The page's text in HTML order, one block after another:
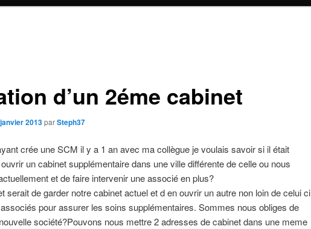
d’un 2éme cabinet
2013parSteph37
crée une SCM il y a 1 an avec ma collègue je voulais savoir si il était
un cabinet supplémentaire dans une ville différente de celle ou nous
et de faire intervenir une associé en plus?
serait de garder notre cabinet actuel et d en ouvrir un autre non loin de celui ci
pour assurer les soins supplémentaires. Sommes nous obliges de
société?Pouvons nous mettre 2 adresses de cabinet dans une meme